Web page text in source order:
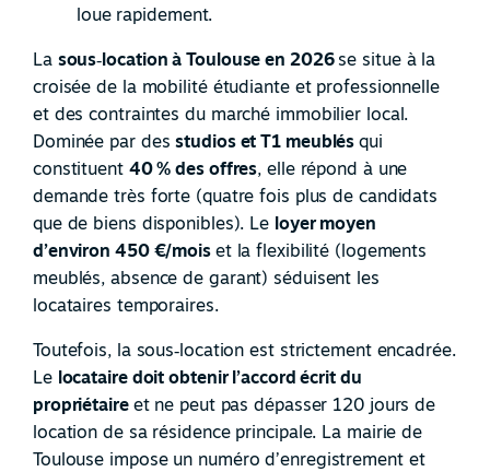
loue rapidement.
La sous‑location à Toulouse en 2026se situe à la
croisée de la mobilité étudiante et professionnelle
et des contraintes du marché immobilier local.
Dominée par desstudios et T1 meublésqui
constituent 40 % des offres, elle répond à une
demande très forte (quatre fois plus de candidats
que de biens disponibles). Le loyer moyen
d’environ 450 €/moiset la flexibilité (logements
meublés, absence de garant) séduisent les
locataires temporaires.
Toutefois, la sous‑location est strictement encadrée.
Le locataire doit obtenir l’accord écrit du
propriétaireet ne peut pas dépasser 120 jours de
location de sa résidence principale. La mairie de
Toulouse impose un numéro d’enregistrement et